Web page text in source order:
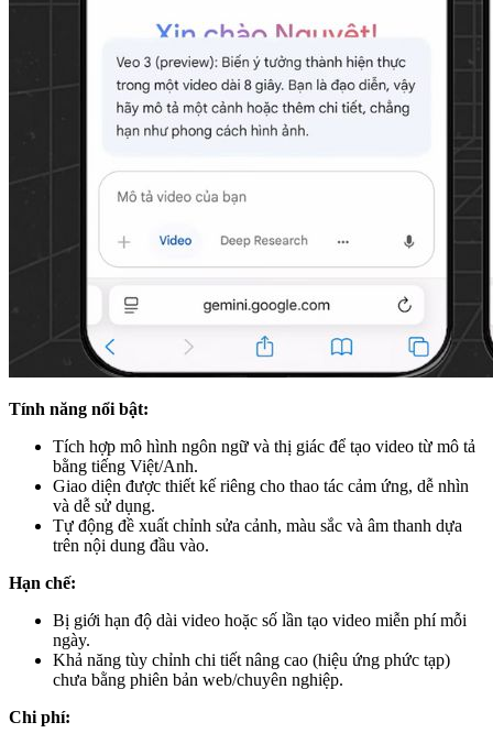
Tính năng nổi bật:
Tích hợp mô hình ngôn ngữ và thị giác để tạo video từ mô tả
bằng tiếng Việt/Anh.
Giao diện được thiết kế riêng cho thao tác cảm ứng, dễ nhìn
và dễ sử dụng.
Tự động đề xuất chỉnh sửa cảnh, màu sắc và âm thanh dựa
trên nội dung đầu vào.
Hạn chế:
Bị giới hạn độ dài video hoặc số lần tạo video miễn phí mỗi
ngày.
Khả năng tùy chỉnh chi tiết nâng cao (hiệu ứng phức tạp)
chưa bằng phiên bản web/chuyên nghiệp.
Chi phí: